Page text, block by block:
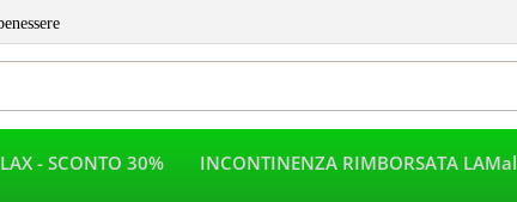
- SCONTO 30% INCONTINENZA RIMBORSATA LAMal